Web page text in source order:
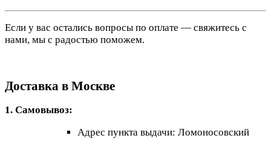
Если у вас остались вопросы по оплате — свяжитесь с
нами, мы с радостью поможем.
Доставка в Москве
1. Самовывоз:
Адрес пункта выдачи: Ломоносовский